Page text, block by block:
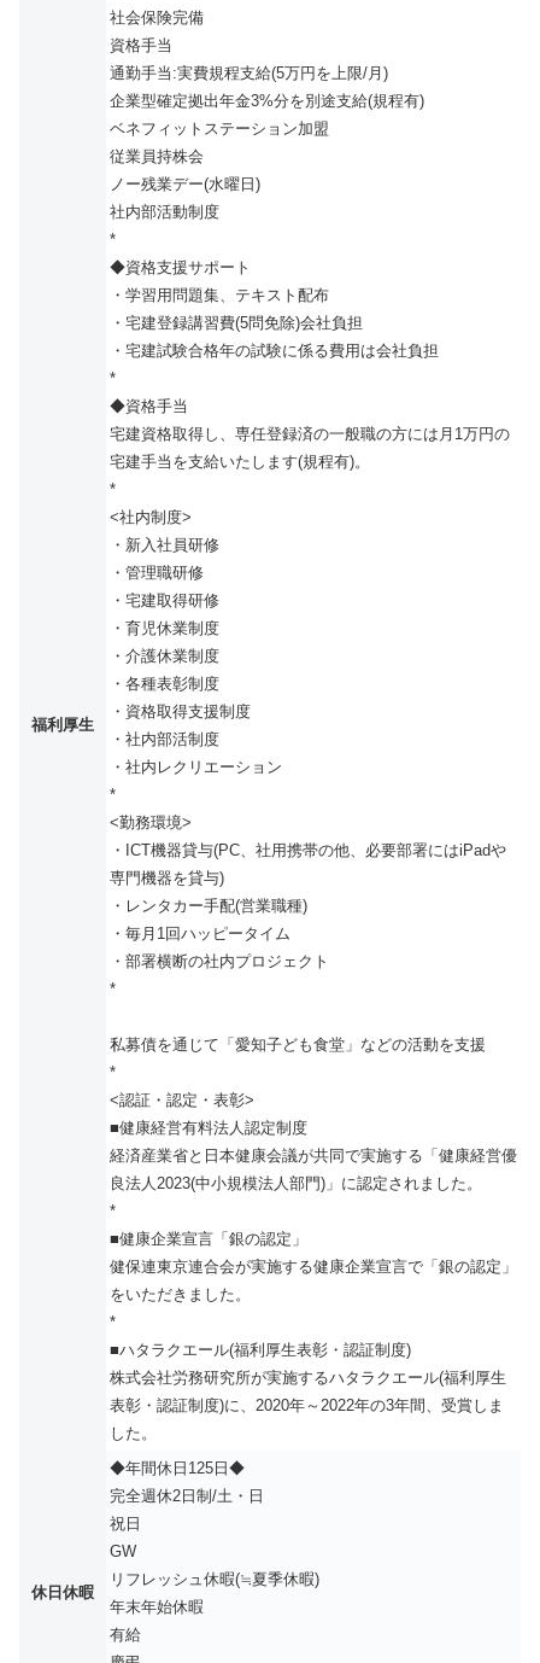
福利厚生
社会保険完備
資格手当
通勤手当:実費規程支給(5万円を上限/月)
企業型確定拠出年金3%分を別途支給(規程有)
ベネフィットステーション加盟
従業員持株会
ノー残業デー(水曜日)
社内部活動制度
*
◆資格支援サポート
・学習用問題集、テキスト配布
・宅建登録講習費(5問免除)会社負担
・宅建試験合格年の試験に係る費用は会社負担
*
◆資格手当
宅建資格取得し、専任登録済の一般職の方には月1万円の
宅建手当を支給いたします(規程有)。
*
<社内制度>
・新入社員研修
・管理職研修
・宅建取得研修
・育児休業制度
・介護休業制度
・各種表彰制度
・資格取得支援制度
・社内部活制度
・社内レクリエーション
*
<勤務環境>
・ICT機器貸与(PC、社用携帯の他、必要部署にはiPadや
専門機器を貸与)
・レンタカー手配(営業職種)
・毎月1回ハッピータイム
・部署横断の社内プロジェクト
*
私募債を通じて「愛知子ども食堂」などの活動を支援
*
<認証・認定・表彰>
■健康経営有料法人認定制度
経済産業省と日本健康会議が共同で実施する「健康経営優
良法人2023(中小規模法人部門)」に認定されました。
*
■健康企業宣言「銀の認定」
健保連東京連合会が実施する健康企業宣言で「銀の認定」
をいただきました。
*
■ハタラクエール(福利厚生表彰・認証制度)
株式会社労務研究所が実施するハタラクエール(福利厚生
表彰・認証制度)に、2020年～2022年の3年間、受賞しま
した。
休日休暇
◆年間休日125日◆
完全週休2日制/土・日
祝日
GW
リフレッシュ休暇(≒夏季休暇)
年末年始休暇
有給